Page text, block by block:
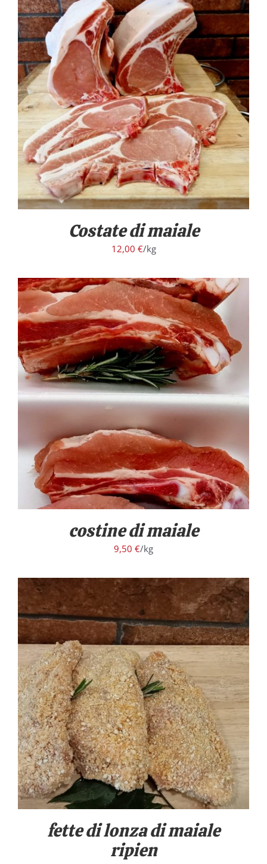
/ DETTAGLI
Costate di maiale
12,00 €/kg
/ DETTAGLI
costine di maiale
9,50 €/kg
/ DETTAGLI
fette di lonza di maiale
ripien